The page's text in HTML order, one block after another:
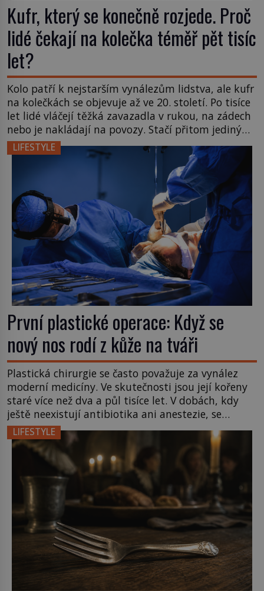
Kufr, který se konečně rozjede. Proč
lidé čekají na kolečka téměř pět tisíc
let?
Kolo patří k nejstarším vynálezům lidstva, ale kufr
na kolečkách se objevuje až ve 20. století. Po tisíce
let lidé vláčejí těžká zavazadla v rukou, na zádech
nebo je nakládají na povozy. Stačí přitom jediný
nápad, připevnit ke kufru kolečka. Jenže právě ten
nikdo dlouho nedostane. Až jednou se na letišti
LIFESTYLE
První plastické operace: Když se
nový nos rodí z kůže na tváři
Plastická chirurgie se často považuje za vynález
moderní medicíny. Ve skutečnosti jsou její kořeny
staré více než dva a půl tisíce let. V dobách, kdy
ještě neexistují antibiotika ani anestezie, se
odvážní lékaři pokoušejí vracet lidem tváře
znetvořené válkou, tresty nebo nehodami. Jejich
metody jsou překvapivě promyšlené a některé
principy používají chirurgové dodnes. Úplně první
[…]
LIFESTYLE